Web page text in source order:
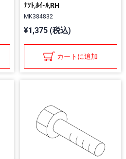
ﾅﾂﾄ,ﾎｲ-ﾙ,RH
MK384832
¥1,375 (税込)
カートに追加